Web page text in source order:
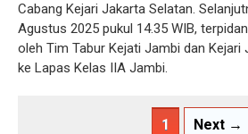
Cabang Kejari Jakarta Selatan.
Agustus 2025 pukul 14.35 WIB,
oleh Tim Tabur Kejati Jambi dan Kejari
ke Lapas Kelas IIA Jambi.
1 Next →